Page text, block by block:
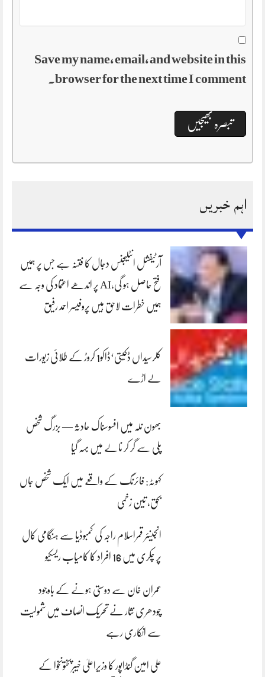
Save my name, email, and website in this
browser for the next time I comment.
اہم خبریں
آرٹیفشل انٹلیجنس دجال کا فتنہ ہے جس پر ہمیں
فتح حاصل ہو گی،AI پر اندھے اعتماد کی وجہ سے
ہمیں خطرات لاحق ہیں پروفیسر احمد رفیق
کلرسیداں ڈکیتی‘ڈاکو1 کروڑ کے طلائی زیورات
لے اڑے
بھون نلہ میں افسوسناک حادثہ — بزرگ شخص
پلی سے گر کر نالے میں بہہ گیا
کہوٹہ: فائرنگ کے واقعے میں ایک شخص جاں
بحق، تین زخمی
انجینئر قمراسلام راجہ کی کمبوڈیا سے ہنگامی کال
پر چکری میں 16 افراد کا کامیاب ریسکیو
عمران خان سے دوستی ہونے کے باوجود
چودھری نثار نے تحریک انصاف میں شمولیت
سے انکاری رہے
علی امین گنڈاپور کا وزیراعلیٰ خیبرپختونخوا کے